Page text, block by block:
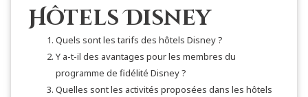
Hôtels Disney
Quels sont les tarifs des hôtels Disney ?
Y a-t-il des avantages pour les membres du
programme de fidélité Disney ?
Quelles sont les activités proposées dans les hôtels